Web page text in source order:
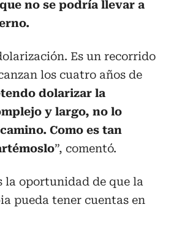
no se podría llevar a
Es un recorrido
los cuatro años de
dolarizar la
y largo, no lo
Como es tan
”, comentó.
la oportunidad de que la
pueda tener cuentas en